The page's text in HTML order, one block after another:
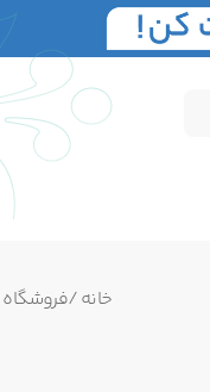
خانه/فروشگاه